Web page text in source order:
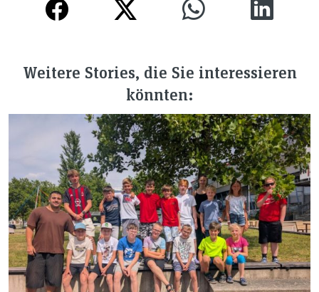
Weitere Stories, die Sie interessieren
könnten: